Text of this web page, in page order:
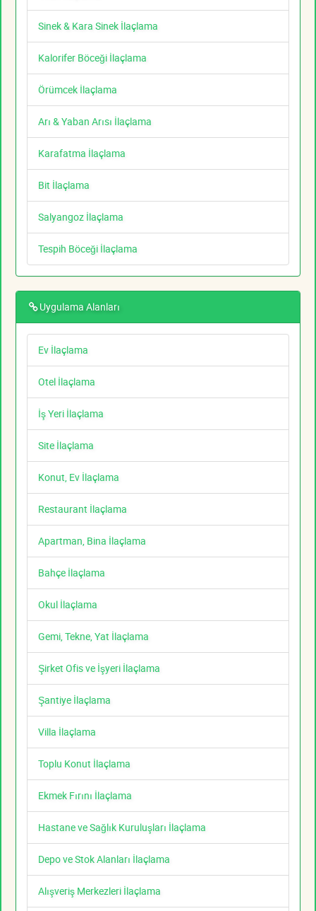
Sinek & Kara Sinek İlaçlama
Kalorifer Böceği İlaçlama
Örümcek İlaçlama
Arı & Yaban Arısı İlaçlama
Karafatma İlaçlama
Bit İlaçlama
Salyangoz İlaçlama
Tespih Böceği İlaçlama
Uygulama Alanları
Ev İlaçlama
Otel İlaçlama
İş Yeri İlaçlama
Site İlaçlama
Konut, Ev İlaçlama
Restaurant İlaçlama
Apartman, Bina İlaçlama
Bahçe İlaçlama
Okul İlaçlama
Gemi, Tekne, Yat İlaçlama
Şirket Ofis ve İşyeri İlaçlama
Şantiye İlaçlama
Villa İlaçlama
Toplu Konut İlaçlama
Ekmek Fırını İlaçlama
Hastane ve Sağlık Kuruluşları İlaçlama
Depo ve Stok Alanları İlaçlama
Alışveriş Merkezleri İlaçlama